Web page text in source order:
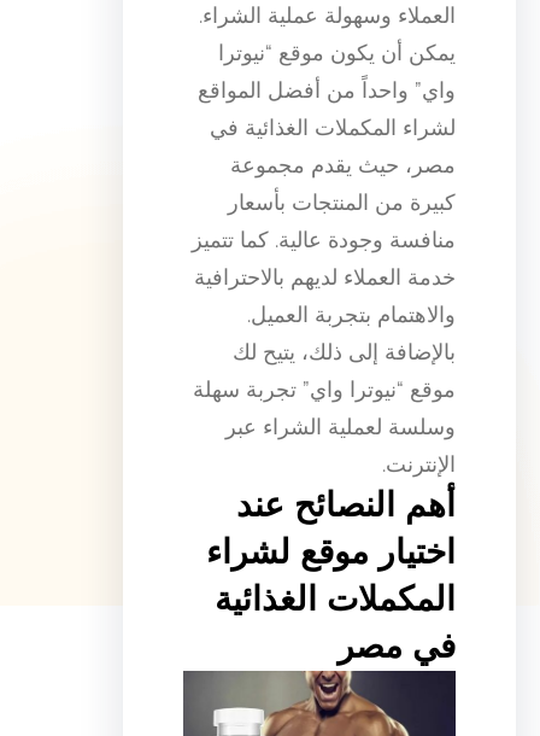
العملاء وسهولة عملية الشراء.
يمكن أن يكون موقع “نيوترا
واي” واحداً من أفضل المواقع
لشراء المكملات الغذائية في
مصر، حيث يقدم مجموعة
كبيرة من المنتجات بأسعار
منافسة وجودة عالية. كما تتميز
خدمة العملاء لديهم بالاحترافية
والاهتمام بتجربة العميل.
بالإضافة إلى ذلك، يتيح لك
موقع “نيوترا واي” تجربة سهلة
وسلسة لعملية الشراء عبر
الإنترنت.
أهم النصائح عند
اختيار موقع لشراء
المكملات الغذائية
في مصر